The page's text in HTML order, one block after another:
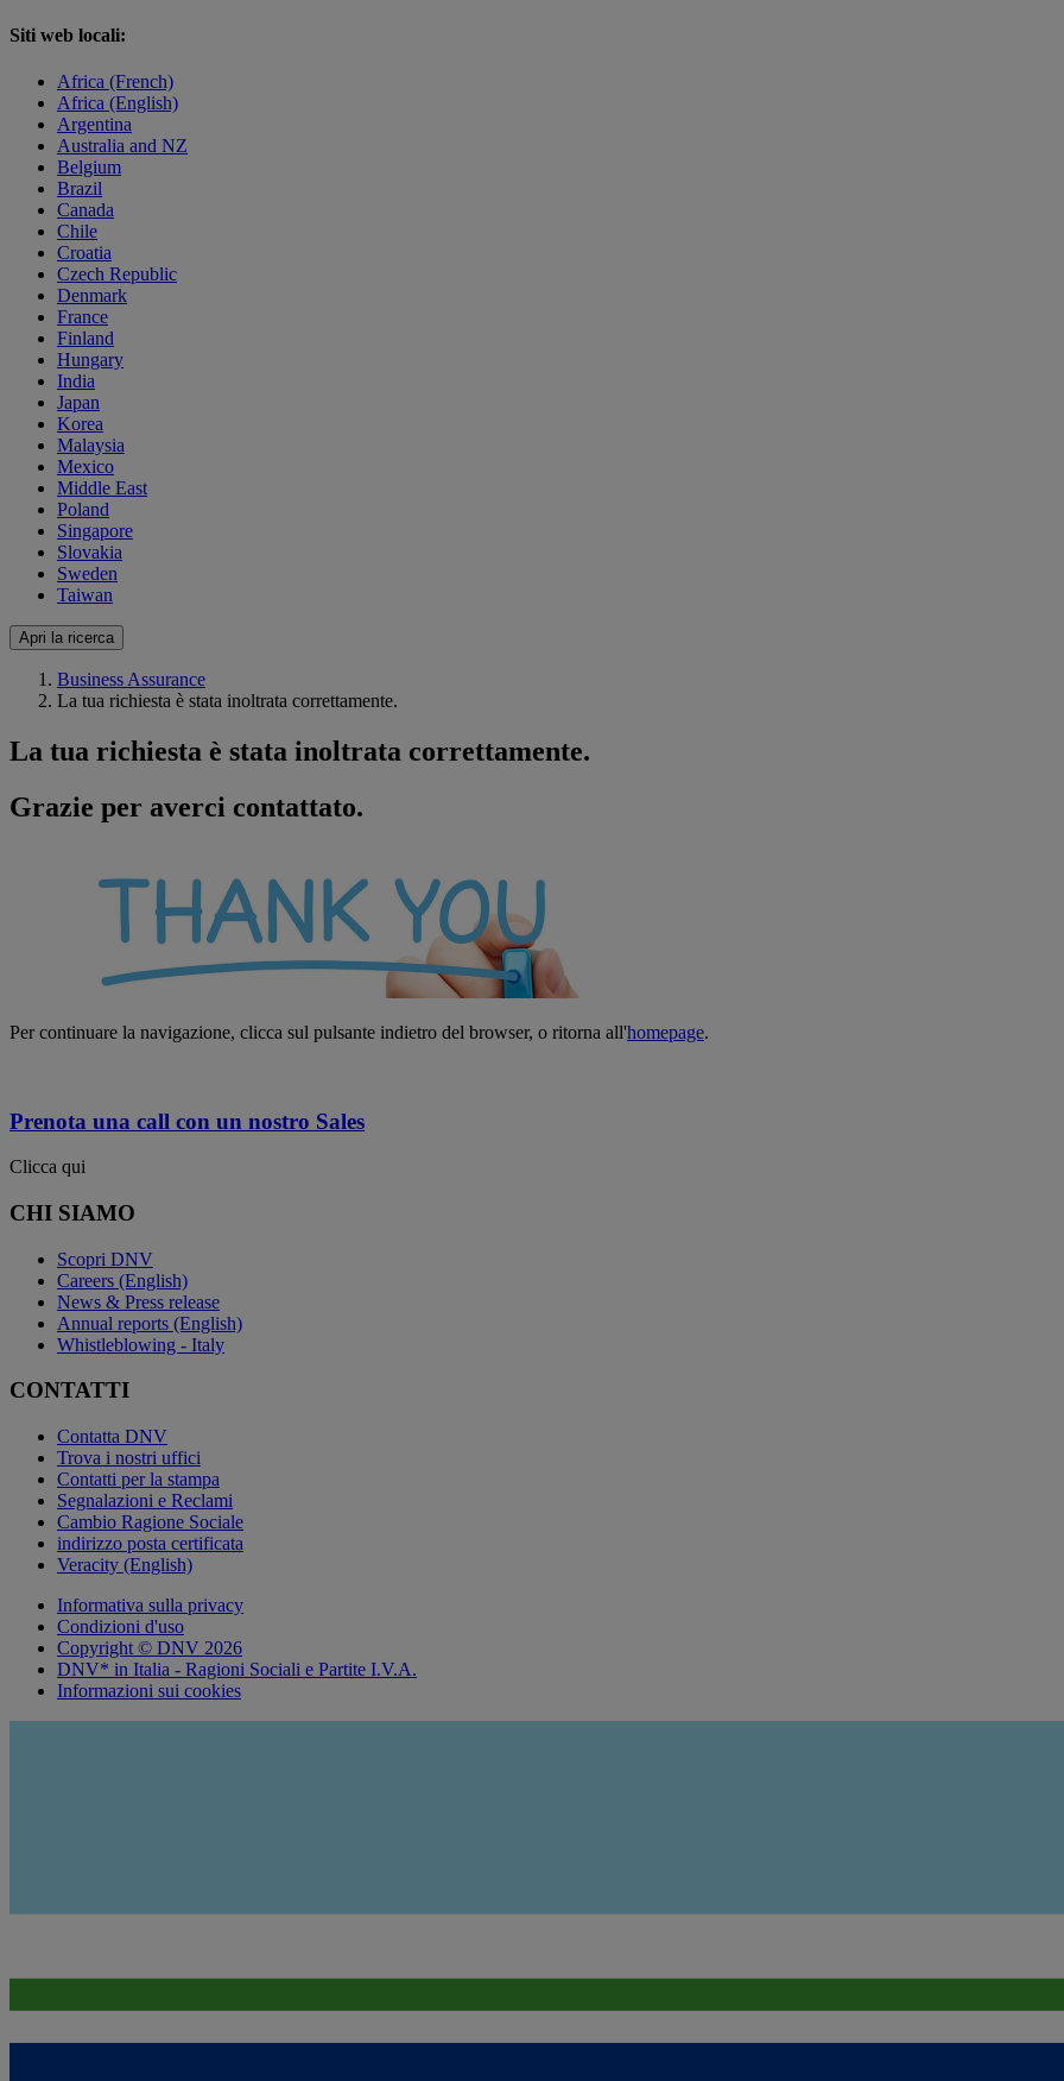
Siti web locali:
Africa (French)
Africa (English)
Argentina
Australia and NZ
Belgium
Brazil
Canada
Chile
Croatia
Czech Republic
Denmark
France
Finland
Hungary
India
Japan
Korea
Malaysia
Mexico
Middle East
Poland
Singapore
Slovakia
Sweden
Taiwan
Apri la ricerca
Business Assurance
La tua richiesta è stata inoltrata correttamente.
La tua richiesta è stata inoltrata correttamente.
Grazie per averci contattato.
Per continuare la navigazione, clicca sul pulsante indietro del browser, o ritorna all'homepage.
Prenota una call con un nostro Sales
Clicca qui
CHI SIAMO
Scopri DNV
Careers (English)
News & Press release
Annual reports (English)
Whistleblowing - Italy
CONTATTI
Contatta DNV
Trova i nostri uffici
Contatti per la stampa
Segnalazioni e Reclami
Cambio Ragione Sociale
indirizzo posta certificata
Veracity (English)
Informativa sulla privacy
Condizioni d'uso
Copyright © DNV 2026
DNV* in Italia - Ragioni Sociali e Partite I.V.A.
Informazioni sui cookies